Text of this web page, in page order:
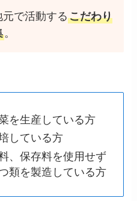
で活動するこだわり
。
を生産している方
している方
、保存料を使用せず
類を製造している方